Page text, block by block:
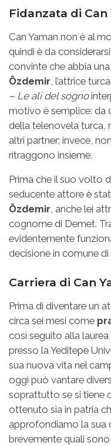
Fidanzata di Can
Can Yaman non è al
quindi è da considerarsi
convinte che abbia
Özdemir, l’attrice
– Le ali del sogno
motivo è semplice: da
della telenovela turca,
altri partner; invece,
ritraggono insieme.
Prima che il suo volto
seducente attore è
Özdemir, anche lei
cognome di Demet.
evidentemente
decisione in comune
Carriera di Can
Prima di diventare un
circa sei mesi come
così seguito alla
presso la Yeditepe
sua nuova vita nel
oggi può vantare
soprattutto se si tiene
ottenuto sia in patria
approfondiamo la sua
brevemente quali